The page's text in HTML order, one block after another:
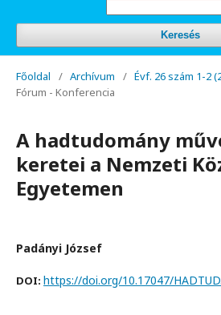
Keresés
Főoldal / Archívum / Évf. 26 szám 1-2
Fórum - Konferencia
A hadtudomány
keretei a Nemzeti
Egyetemen
Padányi József
DOI: https://doi.org/10.17047/